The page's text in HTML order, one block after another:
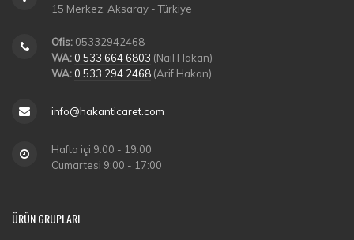
15 Merkez, Aksaray - Türkiye
Ofis: 05332942468
WA: 0 533 664 6803 (Nail Hakan)
WA: 0 533 294 2468 (Arif Hakan)
info@hakanticaret.com
Hafta içi 9:00 - 19:00
Cumartesi 9:00 - 17:00
ÜRÜN GRUPLARI